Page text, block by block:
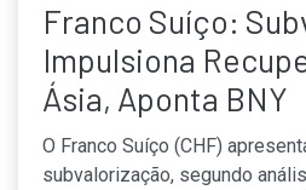
Franco Suíço:
Impulsiona
Ásia, Aponta BNY
O Franco Suíço (CHF)
subvalorização, segundo